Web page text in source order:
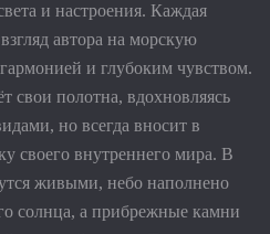
и настроения. Каждая
автора на морскую
и глубоким чувством.
свои полотна, вдохновляясь
но всегда вносит в
своего внутреннего мира. В
живыми, небо наполнено
солнца, а прибрежные камни